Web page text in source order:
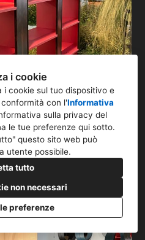
i cookie
i cookie sul tuo dispositivo e
con l'Informativa
sulla privacy del
le tue preferenze qui sotto.
questo sito web può
utente possibile.
tutto
non necessari
preferenze